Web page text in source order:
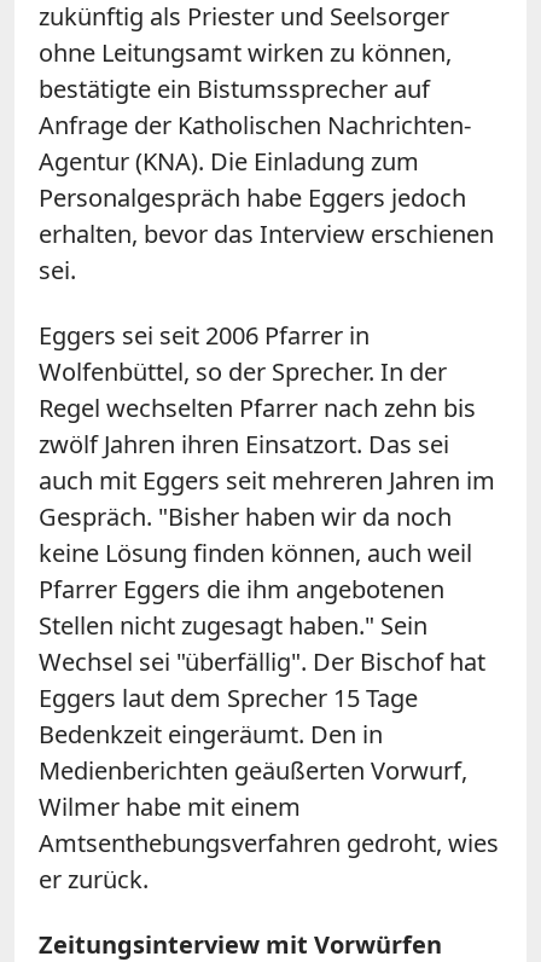
zukünftig als Priester und Seelsorger
ohne Leitungsamt wirken zu können,
bestätigte ein Bistumssprecher auf
Anfrage der Katholischen Nachrichten-
Agentur (KNA). Die Einladung zum
Personalgespräch habe Eggers jedoch
erhalten, bevor das Interview erschienen
sei.
Eggers sei seit 2006 Pfarrer in
Wolfenbüttel, so der Sprecher. In der
Regel wechselten Pfarrer nach zehn bis
zwölf Jahren ihren Einsatzort. Das sei
auch mit Eggers seit mehreren Jahren im
Gespräch. "Bisher haben wir da noch
keine Lösung finden können, auch weil
Pfarrer Eggers die ihm angebotenen
Stellen nicht zugesagt haben." Sein
Wechsel sei "überfällig". Der Bischof hat
Eggers laut dem Sprecher 15 Tage
Bedenkzeit eingeräumt. Den in
Medienberichten geäußerten Vorwurf,
Wilmer habe mit einem
Amtsenthebungsverfahren gedroht, wies
er zurück.
Zeitungsinterview mit Vorwürfen